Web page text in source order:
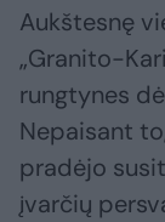
Aukštesnę
„Granito-
rungtynes
Nepaisant
pradėjo
įvarčių